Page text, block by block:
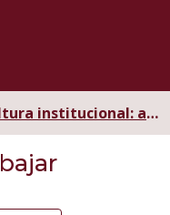
Cultura institucional: aspectos y estrategias a trabajar